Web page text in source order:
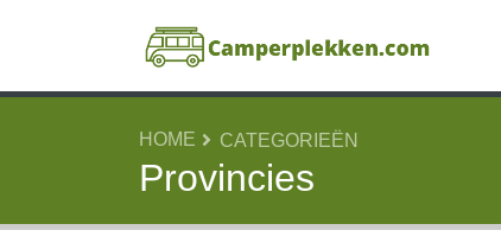
HOME CATEGORIEËN
Provincies